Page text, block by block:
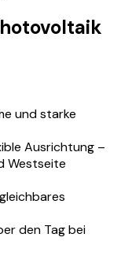
und starke
Ausrichtung –
Westseite
den Tag bei